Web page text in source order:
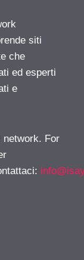
siti
che
ed esperti
e
network. For
: